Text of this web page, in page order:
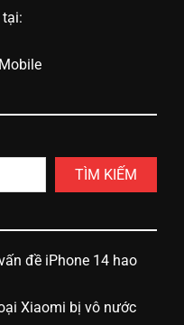
TÌM KIẾM
đề iPhone 14 hao
Xiaomi bị vô nước